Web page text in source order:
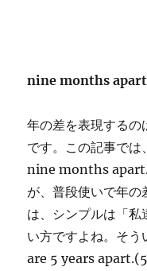
nine months apart
年の差を表現する
です。この記事で
nine months apart.
が、普段使いで年の
は、シンプルは「
い方ですよね。そ
are 5 years